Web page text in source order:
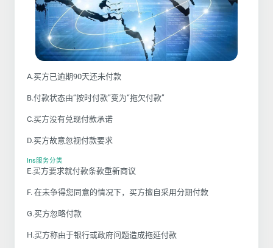
A.买方已逾期90天还未付款
B.付款状态由“按时付款”变为“拖欠付款”
C.买方没有兑现付款承诺
D.买方故意忽视付款要求
Ins服务分类
E.买方要求就付款条款重新商议
F. 在未争得您同意的情况下，买方擅自采用分期付款
G.买方忽略付款
H.买方称由于银行或政府问题造成拖延付款